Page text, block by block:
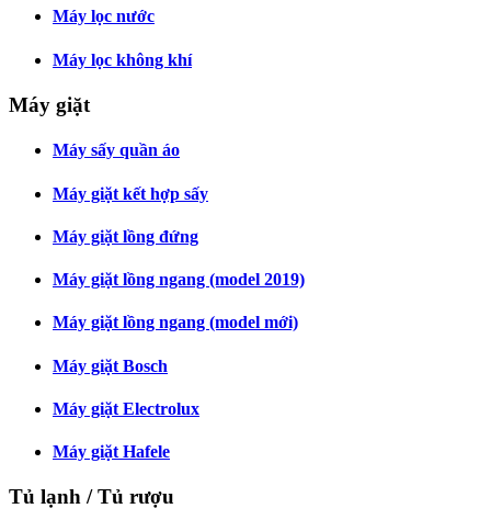
Máy lọc nước
Máy lọc không khí
Máy giặt
Máy sấy quần áo
Máy giặt kết hợp sấy
Máy giặt lồng đứng
Máy giặt lồng ngang (model 2019)
Máy giặt lồng ngang (model mới)
Máy giặt Bosch
Máy giặt Electrolux
Máy giặt Hafele
Tủ lạnh / Tủ rượu